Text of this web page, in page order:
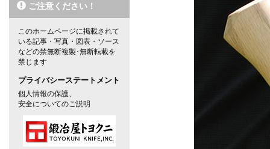
ご注意ください！
このホームページに掲載されて
いる記事・写真・図表・ソース
などの禁無断複製･無断転載を
禁じます
プライバシーステートメント
個人情報の保護、
安全についてのご説明